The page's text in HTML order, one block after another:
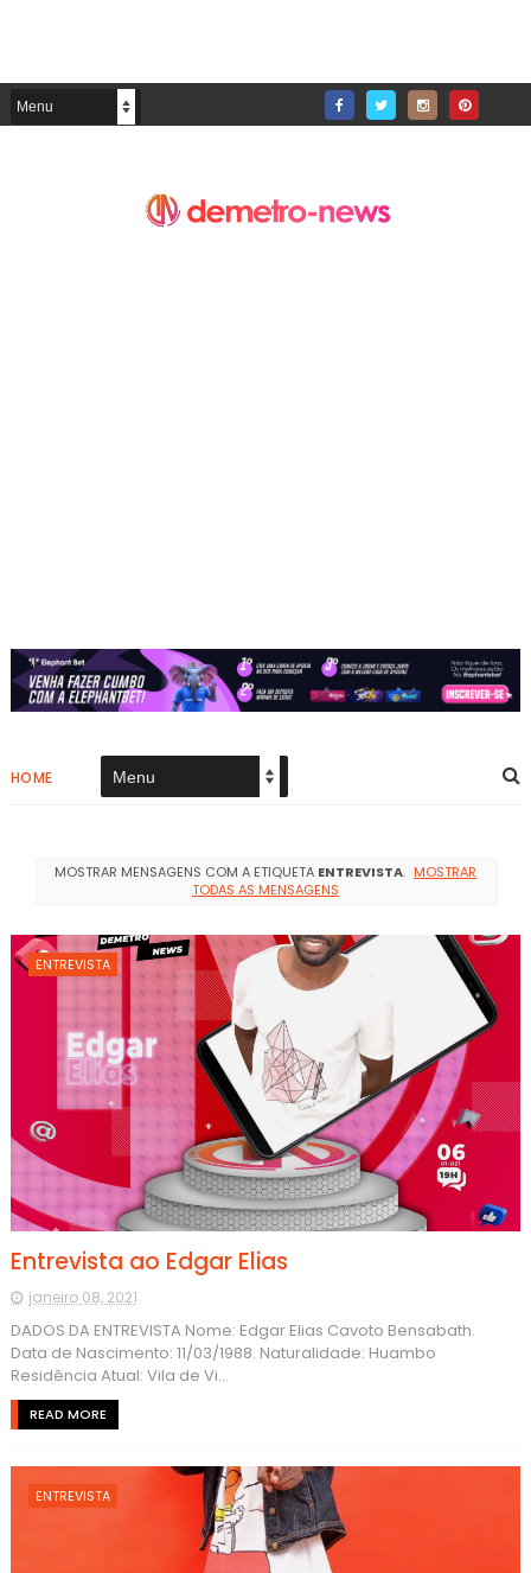
HOME
MOSTRAR MENSAGENS COM A ETIQUETA ENTREVISTA. MOSTRAR
TODAS AS MENSAGENS
ENTREVISTA
Entrevista ao Edgar Elias
janeiro 08, 2021
DADOS DA ENTREVISTA Nome: Edgar Elias Cavoto Bensabath.
Data de Nascimento: 11/03/1988. Naturalidade: Huambo
Residência Atual: Vila de Vi...
READ MORE
ENTREVISTA